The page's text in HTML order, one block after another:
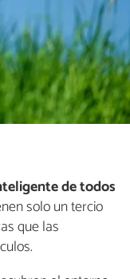
de todos
solo un tercio
que las